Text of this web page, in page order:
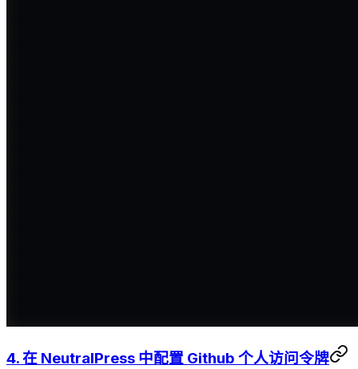
4. 在 NeutralPress 中配置 Github 个人访问令牌